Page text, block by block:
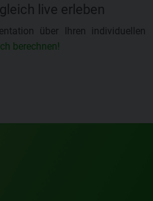
live erleben
über Ihren individuellen
berechnen!